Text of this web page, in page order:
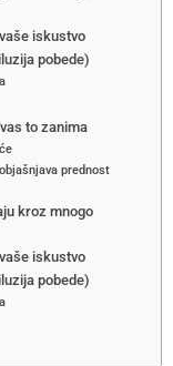
iskustvo
pobede)
to zanima
prednost
kroz mnogo
iskustvo
pobede)